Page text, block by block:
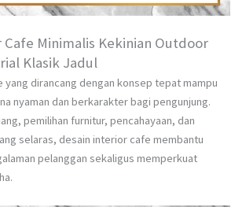
Cafe Minimalis Kekinian Outdoor
Klasik Jadul
yang dirancang dengan konsep tepat mampu
nyaman dan berkarakter bagi pengunjung.
pemilihan furnitur, pencahayaan, dan
selaras, desain interior cafe membantu
pelanggan sekaligus memperkuat